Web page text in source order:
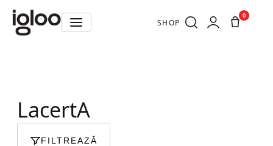
SHOP
0
LacertA
FILTREAZĂ